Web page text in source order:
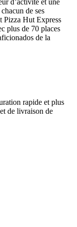
d’activité et une
de ses
Pizza Hut Express
plus de 70 places
de la
rapide et plus
de livraison de